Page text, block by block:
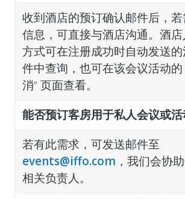
收到酒店的预订确认邮件后，
信息，可直接与酒店沟通。酒
方式可在注册成功时自动发送
件中查询，也可在该会议活动的
消” 页面查看。
能否预订客房用于私人会议或活
若有此需求，可发送邮件至
events@iffo.com ，我们会协
相关负责人。